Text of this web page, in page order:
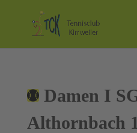
Damen I
Althornbach